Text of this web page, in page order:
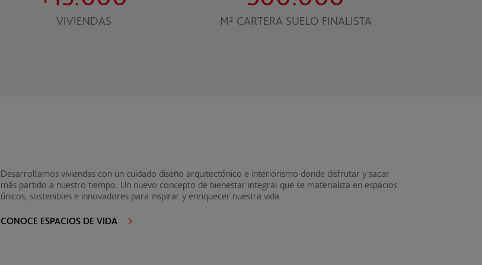
VIVIENDAS M² CARTERA SUELO FINALISTA
Desarrollamos viviendas con un cuidado diseño arquitectónico e interiorismo donde disfrutar y sacar
más partido a nuestro tiempo. Un nuevo concepto de bienestar integral que se materializa en espacios
únicos, sostenibles e innovadores para inspirar y enriquecer nuestra vida.
CONOCE ESPACIOS DE VIDA